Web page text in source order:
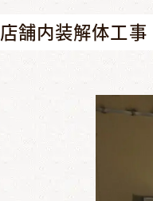
店舗内装解体工